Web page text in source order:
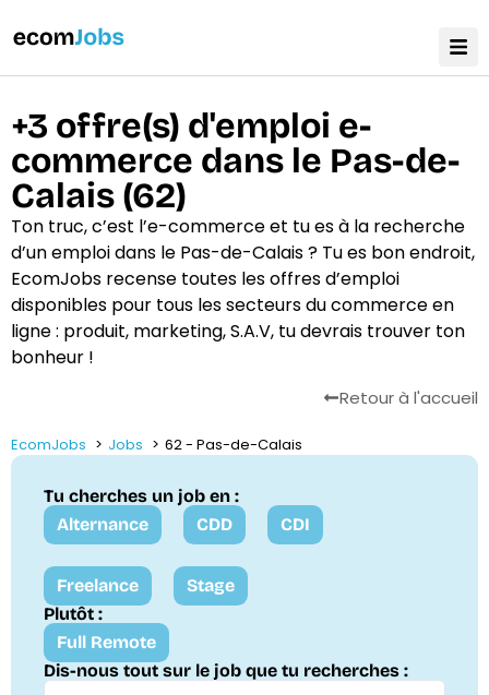
+3 offre(s) d'emploi e-
commerce dans le Pas-de-
Calais (62)
Ton truc, c’est l’e-commerce et tu es à la recherche
d’un emploi dans le Pas-de-Calais ? Tu es bon endroit,
EcomJobs recense toutes les offres d’emploi
disponibles pour tous les secteurs du commerce en
ligne : produit, marketing, S.A.V, tu devrais trouver ton
bonheur !
Retour à l'accueil
EcomJobs Jobs 62 - Pas-de-Calais
Tu cherches un job en :
Alternance
CDD CDI
Freelance
Stage
Plutôt :
Full Remote
Dis-nous tout sur le job que tu recherches :